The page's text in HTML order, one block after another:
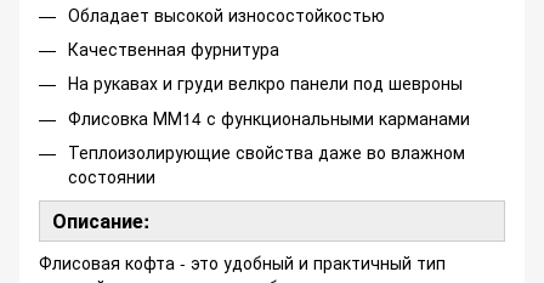
Обладает высокой износостойкостью
Качественная фурнитура
На рукавах и груди велкро панели под шевроны
Флисовка ММ14 с функциональными карманами
Теплоизолирующие свойства даже во влажном
состоянии
Описание:
Флисовая кофта - это удобный и практичный тип